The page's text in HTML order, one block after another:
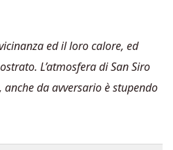
ed il loro calore, ed
L’atmosfera di San Siro
da avversario è stupendo